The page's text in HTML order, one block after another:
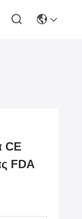
CE
FDA